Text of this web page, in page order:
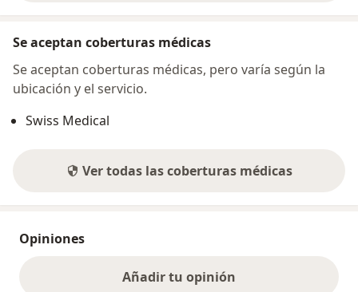
Se aceptan coberturas médicas
Se aceptan coberturas médicas, pero varía según la
ubicación y el servicio.
Swiss Medical
Ver todas las coberturas médicas
Opiniones
Añadir tu opinión